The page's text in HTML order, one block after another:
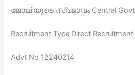
ജോലിയുടെ സ്വഭാവം Central Govt
Recruitment Type Direct Recruitment
Advt No 12240214